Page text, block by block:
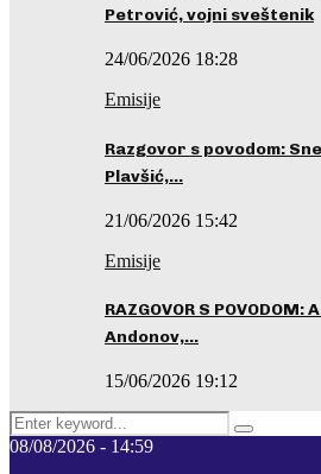
Petrović, vojni sveštenik
24/06/2026 18:28
Emisije
Razgovor s povodom:
Plavšić,…
21/06/2026 15:42
Emisije
RAZGOVOR S
Andonov,…
15/06/2026 19:12
Search
for:
Pretraga
08/08/2026 - 14:59